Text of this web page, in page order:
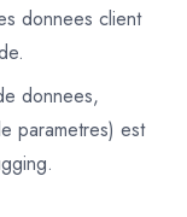
donnees client
donnees,
parametres) est